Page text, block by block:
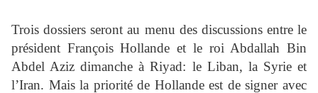
Trois dossiers seront au menu des discussions entre le
président François Hollande et le roi Abdallah Bin
Abdel Aziz dimanche à Riyad: le Liban, la Syrie et
l’Iran. Mais la priorité de Hollande est de signer avec